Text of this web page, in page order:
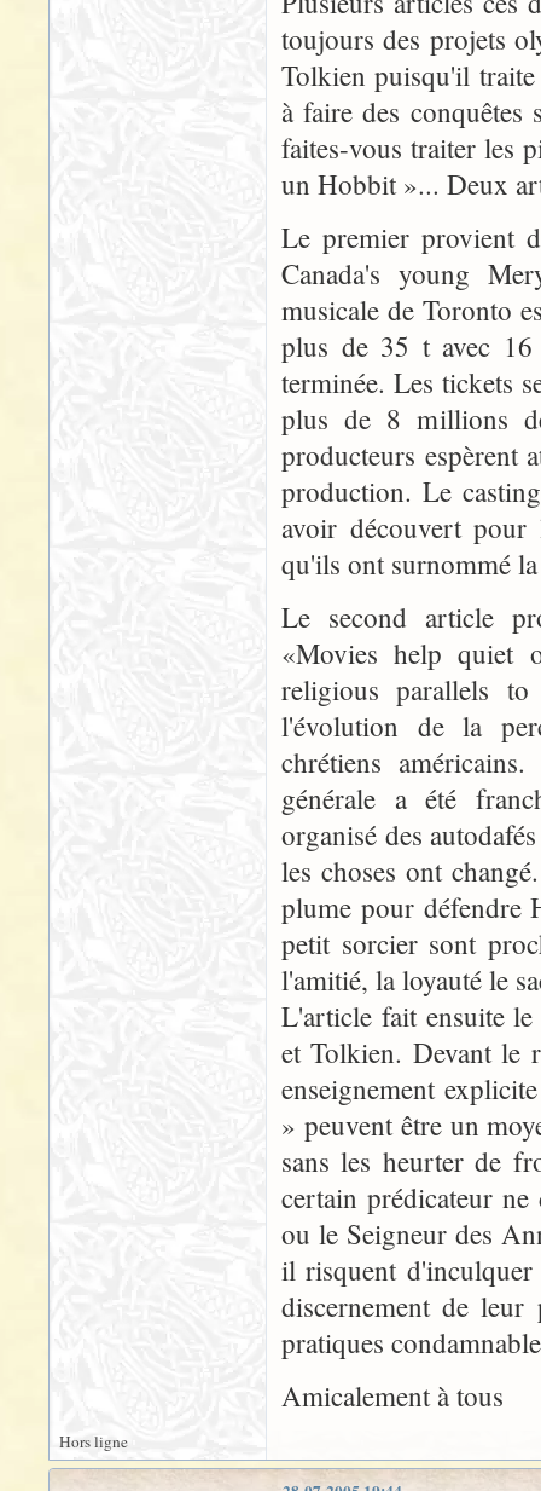
toujours des projets
Tolkien puisqu'il traite
à faire des conquêtes
faites-vous traiter les
un Hobbit »... Deux
Le premier provient
Canada's young
musicale de Toronto
plus de 35 t avec 16
terminée. Les tickets
plus de 8 millions
producteurs espèrent
production. Le
avoir découvert
qu'ils ont surnommé
Le second article
«Movies help quiet
religious parallels
l'évolution de la
chrétiens
générale a été
organisé des
les choses ont
plume pour défendre
petit sorcier sont
l'amitié, la loyauté le
L'article fait ensuite le
et Tolkien. Devant le
enseignement
» peuvent être un
sans les heurter de
certain prédicateur
ou le Seigneur des
il risquent d'inculquer
discernement de leur
pratiques
Amicalement à tous
Hors ligne